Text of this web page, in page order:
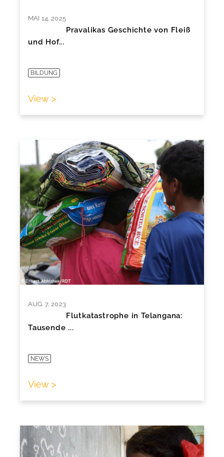
MAI 14, 2025
Pravalikas Geschichte von Fleiß
und Hof...
BILDUNG
View >
AUG. 7, 2023
Flutkatastrophe in Telangana:
Tausende ...
NEWS
View >